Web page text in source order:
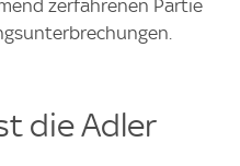
zerfahrenen Partie
die Adler